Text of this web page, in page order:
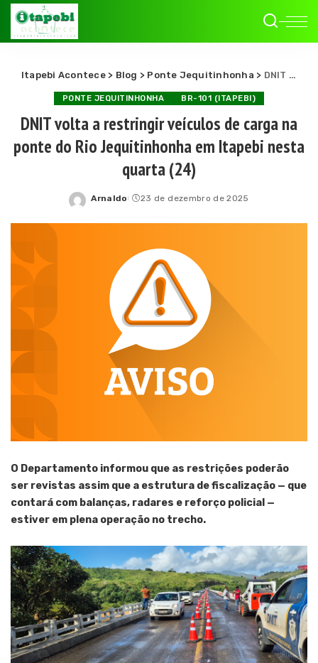
Itapebi Acontece> Blog > Ponte Jequitinhonha > DNIT volta a restringir veículos de carga na ponte do Rio Jequitinhonha em Itapebi nesta quarta (24)
PONTE JEQUITINHONHA BR-101 (ITAPEBI)
DNIT volta a restringir veículos de carga na
ponte do Rio Jequitinhonha em Itapebi nesta
quarta (24)
Posted
Arnaldo 23 de dezembro de 2025
O Departamento informou que as restrições poderão
ser revistas assim que a estrutura de fiscalização — que
contará com balanças, radares e reforço policial —
estiver em plena operação no trecho.